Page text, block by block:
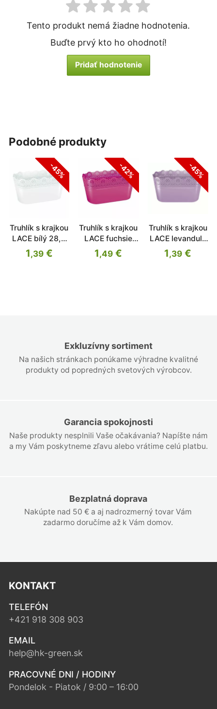
Exkluzívny sortiment
Na našich stránkach ponúkame výhradne kvalitné
produkty od popredných svetových výrobcov.
Garancia spokojnosti
Naše produkty nesplnili Vaše očakávania? Napíšte nám
a my Vám poskytneme zľavu alebo vrátime celú platbu.
Bezplatná doprava
Nakúpte nad 50 € a aj nadrozmerný tovar Vám
zadarmo doručíme až k Vám domov.
Tento produkt nemá žiadne hodnotenia.
Buďte prvý kto ho ohodnotí!
Pridať hodnotenie
podobné produkty
-45%
Truhlík s krajkou
LACE bílý 28,5
cm
1,39€
-42%
Truhlík s krajkou
LACE fuchsie
28,5 cm
1,49 €
-45%
Truhlík s krajkou
LACE levandule
28,5 cm
1,39 €
KONTAKT
TELEFÓN
+421 918 308 903
EMAIL
help@hk-green.sk
PRACOVNÉ DNI / HODINY
Pondelok - Piatok / 9:00 – 16:00